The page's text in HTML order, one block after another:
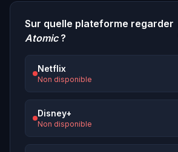
Sur quelle plateforme regarder
Atomic?
Netflix
Non disponible
Disney+
Non disponible